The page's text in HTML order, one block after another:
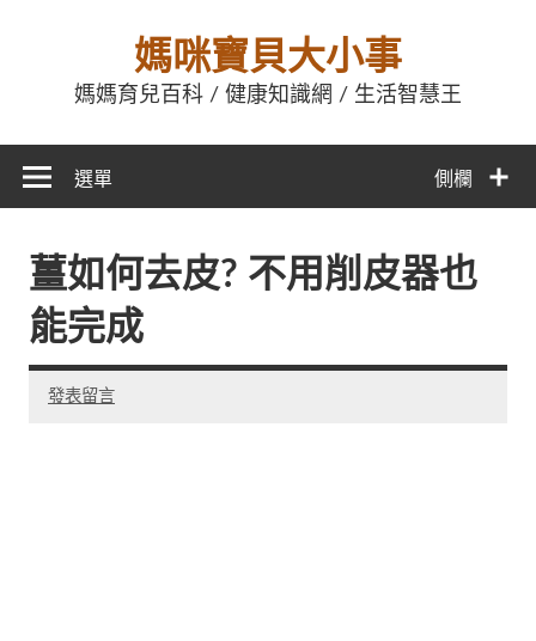
媽咪寶貝大小事
媽媽育兒百科 / 健康知識網 / 生活智慧王
側欄
選單
薑如何去皮? 不用削皮器也
能完成
發表留言